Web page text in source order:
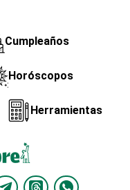
Cumpleaños
Horóscopos
Herramientas